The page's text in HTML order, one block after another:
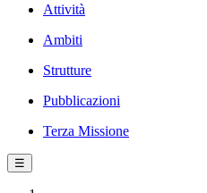
Attività
Ambiti
Strutture
Pubblicazioni
Terza Missione
☰